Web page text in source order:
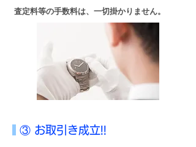
査定料等の手数料は、一切掛かりません。
③ お取引き成立!!